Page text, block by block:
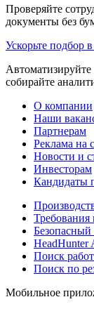
Проверяйте
документы без
Ускорьте подбор
Автоматизируйте
собирайте
О компании
Наши
Партнерам
Реклама на
Новости и
Инвесторам
Кандидаты
Безопасный
HeadHunter
Поиск
Поиск по
Мобильное